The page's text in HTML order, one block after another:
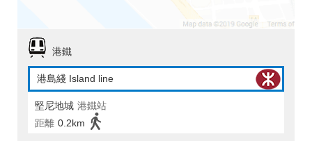
港鐵
港島綫 Island line
堅尼地城 港鐵站
距離 0.2km